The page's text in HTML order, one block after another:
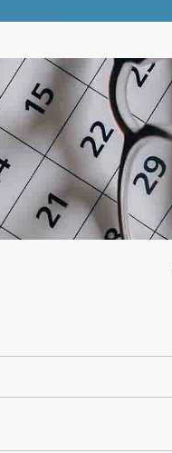
قلوبال لرعاية العين